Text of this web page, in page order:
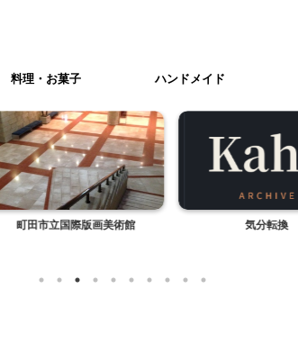
料理・お菓子 ハンドメイド
気分転換 神奈川